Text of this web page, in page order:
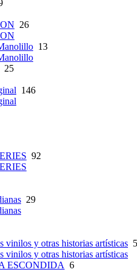
26
13
25
146
92
29
vinilos y otras historias artísticas
vinilos y otras historias artísticas
ESCONDIDA 6